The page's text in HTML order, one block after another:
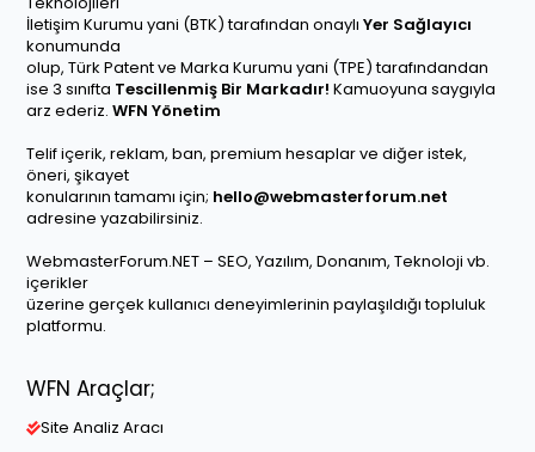
İletişim Kurumu yani (BTK) tarafından onaylı Yer Sağlayıcı
konumunda
olup, Türk Patent ve Marka Kurumu yani (TPE) tarafındandan
ise 3 sınıfta Tescillenmiş Bir Markadır! Kamuoyuna saygıyla
arz ederiz. WFN Yönetim
Telif içerik, reklam, ban, premium hesaplar ve diğer istek,
öneri, şikayet
konularının tamamı için; hello@webmasterforum.net
adresine yazabilirsiniz.
WebmasterForum.NET – SEO, Yazılım, Donanım, Teknoloji vb.
içerikler
üzerine gerçek kullanıcı deneyimlerinin paylaşıldığı topluluk
platformu.
WFN Araçlar;
Site Analiz Aracı